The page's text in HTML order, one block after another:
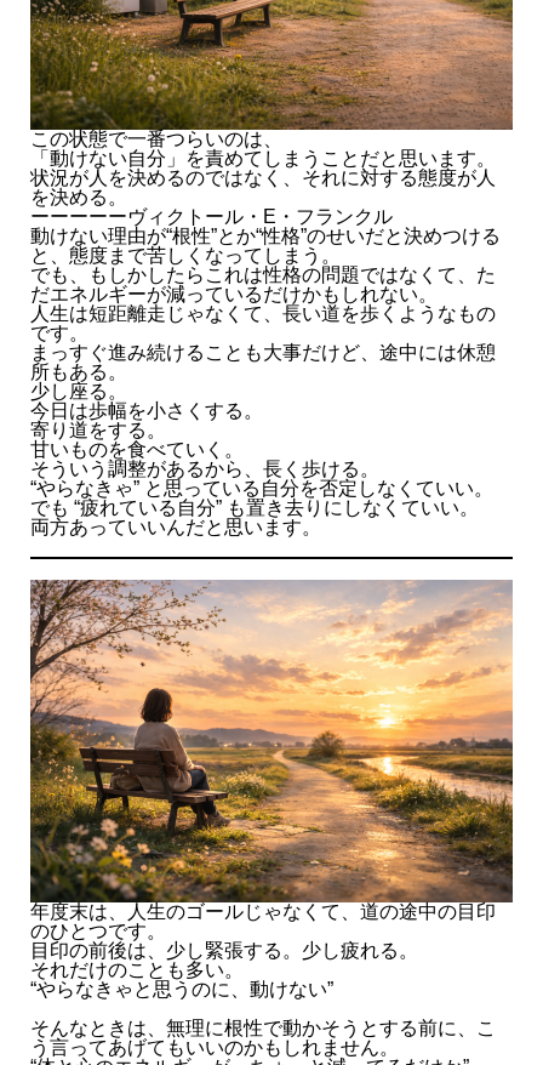
この状態で一番つらいのは、
「動けない自分」を責めてしまうことだと思います。
状況が人を決めるのではなく、それに対する態度が人
を決める。
ーーーーーヴィクトール・E・フランクル
動けない理由が“根性”とか“性格”のせいだと決めつける
と、態度まで苦しくなってしまう。
でも、もしかしたらこれは性格の問題ではなくて、た
だエネルギーが減っているだけかもしれない。
人生は短距離走じゃなくて、長い道を歩くようなもの
です。
まっすぐ進み続けることも大事だけど、途中には休憩
所もある。
少し座る。
今日は歩幅を小さくする。
寄り道をする。
甘いものを食べていく。
そういう調整があるから、長く歩ける。
“やらなきゃ” と思っている自分を否定しなくていい。
でも “疲れている自分” も置き去りにしなくていい。
両方あっていいんだと思います。
年度末は、人生のゴールじゃなくて、道の途中の目印
のひとつです。
目印の前後は、少し緊張する。少し疲れる。
それだけのことも多い。
“やらなきゃと思うのに、動けない”
そんなときは、無理に根性で動かそうとする前に、こ
う言ってあげてもいいのかもしれません。